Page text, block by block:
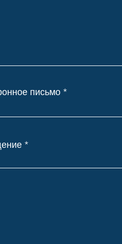
письмо